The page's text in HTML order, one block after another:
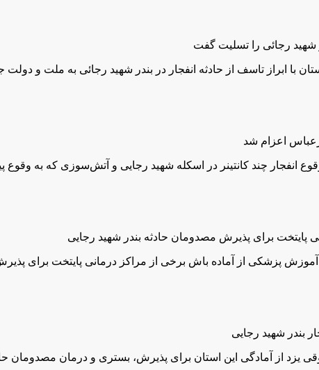
با ابراز تاسف از حادثه انفجار در بندر شهید رجائی به ملت و
انفجار چند کانتینر در اسکله شهید رجایی و آتش‌سوزی که به وقوع
پزشکی از آماده باش برخی از مراکز درمانی پایتخت برای
از آمادگی این استان برای پذیرش، بستری و درمان مصدومان